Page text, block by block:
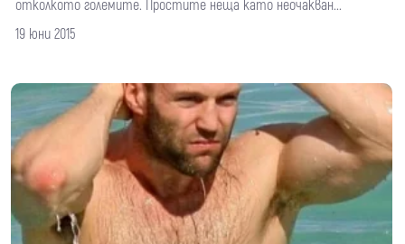
отколкото големите. Простите неща като неочакван...
19 юни 2015